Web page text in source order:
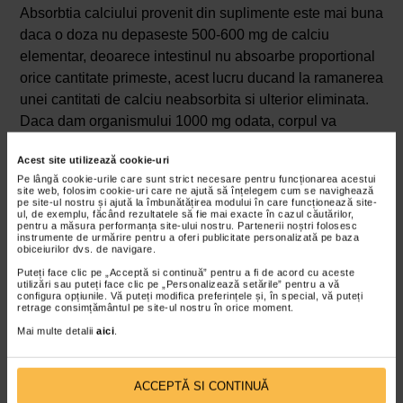
Acest site utilizează cookie-uri
Pe lângă cookie-urile care sunt strict necesare pentru funcționarea acestui
site web, folosim cookie-uri care ne ajută să înțelegem cum se navighează
pe site-ul nostru și ajută la îmbunătățirea modului în care funcționează site-
ul, de exemplu, făcând rezultatele să fie mai exacte în cazul căutărilor,
pentru a măsura performanța site-ului nostru. Partenerii noștri folosesc
instrumente de urmărire pentru a oferi publicitate personalizată pe baza
obiceiurilor dvs. de navigare.
Puteți face clic pe „Acceptă si continuă” pentru a fi de acord cu aceste
utilizări sau puteți face clic pe „Personalizează setările” pentru a vă
configura opțiunile. Vă puteți modifica preferințele și, în special, vă puteți
retrage consimțământul pe site-ul nostru în orice moment.
Mai multe detalii aici
ACCEPTĂ SI CONTINUĂ
Absorbtia calciului provenit din suplimente este mai buna
daca o doza nu depaseste 500-600 mg de calciu
elementar, deoarece intestinul nu absoarbe proportional
orice cantitate primeste, acest lucru ducand la ramanerea
unei cantitati de calciu neabsorbita si ulterior eliminata.
Daca dam organismului 1000 mg odata, corpul va
organismului constant doze de 1000 mg, riscam ca
transportul activ al calciului sa se „satureze” – cand doza
este prea mare, mecanismele de absorbtie (controlate de
vitamina D) nu mai proceseaza eficient toata cantitatea.
In concluzie, daca trebuie sa luati 1000 mg de calciu pe
zi, administrati doua doze a cate 500 mg in doua
momente diferite ale zilei.
Este important cand administrati calciul, raportat la mese,
administra la masa, pentru ca are nevoie de acid gastric,
iar citratul de calciu se absoarbe mai usor si poate fi o